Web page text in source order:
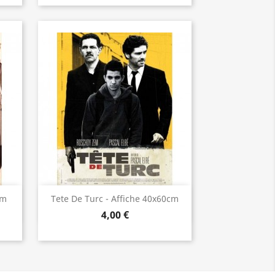
Tete De Turc - Affiche 40x60cm
4,00 €
Aperçu rapide